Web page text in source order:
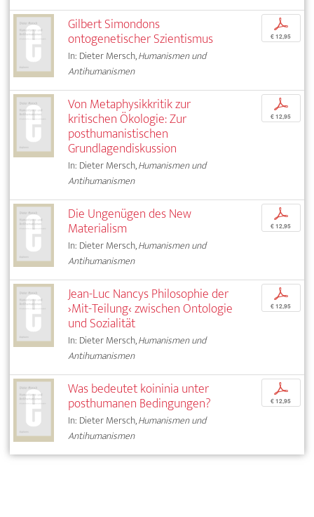
Gilbert Simondons
ontogenetischer Szientismus
In: Dieter Mersch,Humanismen und
Antihumanismen
p
€ 12,95
Von Metaphysikkritik zur
kritischen Ökologie: Zur
posthumanistischen
Grundlagendiskussion
In: Dieter Mersch,Humanismen und
Antihumanismen
p
€ 12,95
Die Ungenügen des New
Materialism
In: Dieter Mersch,Humanismen und
Antihumanismen
p
€ 12,95
Jean-Luc Nancys Philosophie der
›Mit-Teilung‹ zwischen Ontologie
und Sozialität
In: Dieter Mersch,Humanismen und
Antihumanismen
p
€ 12,95
Was bedeutet koininia unter
posthumanen Bedingungen?
In: Dieter Mersch,Humanismen und
Antihumanismen
p
€ 12,95